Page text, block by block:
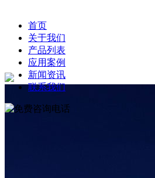
首页
关于我们
产品列表
应用案例
新闻资讯
联系我们